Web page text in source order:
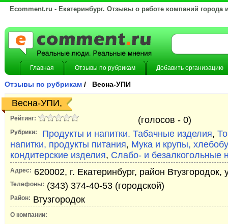
Ecomment.ru - Екатеринбург. Отзывы о работе компаний города
Главная Отзывы по рубрикам Добавить организацию
Отзывы по рубрикам / Весна-УПИ
Весна-УПИ,
Рейтинг: (голосов - 0)
Рубрики: Продукты и напитки. Табачные изделия,
напитки, продукты питания, Мука и крупы,
кондитерские изделия, Слабо- и безалкогольные
Адрес: 620002, г. Екатеринбург, район
Телефоны: (343) 374-40-53 (городской)
Район: Втузгородок
О компании: